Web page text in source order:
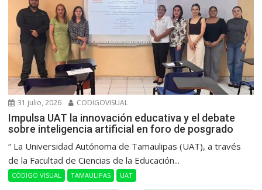
31 julio, 2026 CODIGOVISUAL
Impulsa UAT la innovación educativa y el debate
sobre inteligencia artificial en foro de posgrado
“ La Universidad Autónoma de Tamaulipas (UAT), a través
de la Facultad de Ciencias de la Educación...
CÓDIGO VISUAL TAMAULIPAS UAT